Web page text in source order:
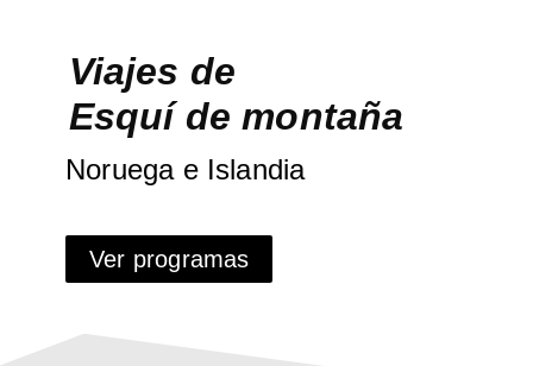
Viajes de
Esquí de montaña
Noruega e Islandia
Ver programas